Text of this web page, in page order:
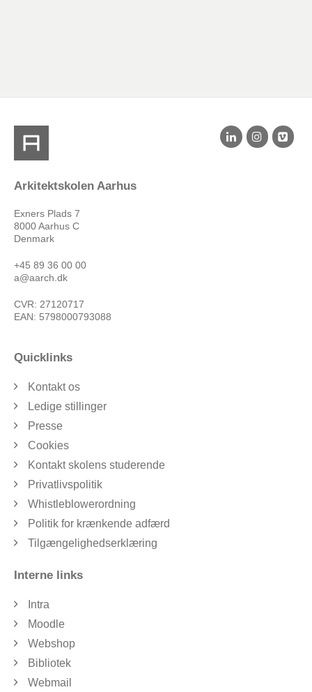
Arkitektskolen Aarhus
Exners Plads 7
8000 Aarhus C
Denmark
+45 89 36 00 00
a@aarch.dk
CVR: 27120717
EAN: 5798000793088
Quicklinks
Kontakt os
Ledige stillinger
Presse
Cookies
Kontakt skolens studerende
Privatlivspolitik
Whistleblowerordning
Politik for krænkende adfærd
Tilgængelighedserklæring
Interne links
Intra
Moodle
Webshop
Bibliotek
Webmail